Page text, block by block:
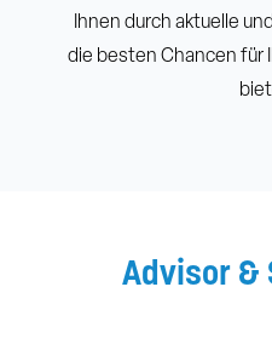
Ihnen durch aktuelle
die besten Chancen für
Advisor &